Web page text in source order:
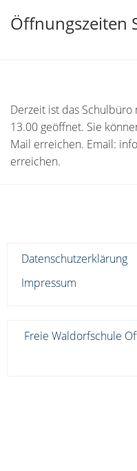
Öffnungszeiten
Derzeit ist das Schulbüro
13.00 geöffnet. Sie
Mail erreichen. Email:
erreichen.
Datenschutzerklärung
Impressum
Freie Waldorfschule